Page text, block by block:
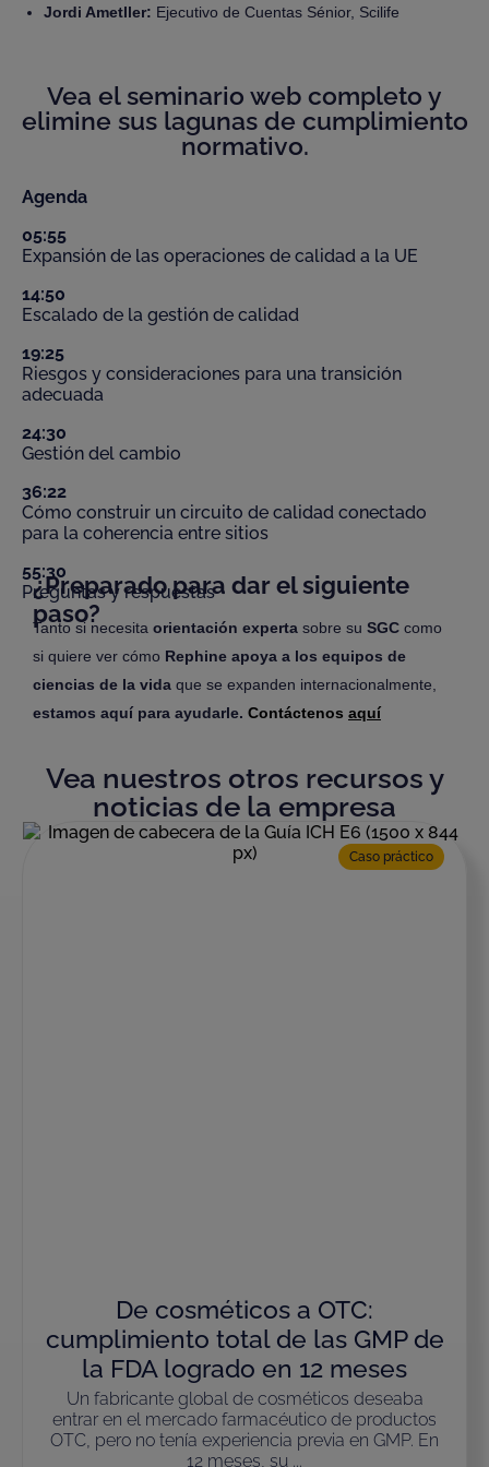
Jordi Ametller: Ejecutivo de Cuentas Sénior, Scilife
Vea el seminario web completo y
elimine sus lagunas de cumplimiento
normativo.
Agenda
05:55
Expansión de las operaciones de calidad a la UE
14:50
Escalado de la gestión de calidad
19:25
Riesgos y consideraciones para una transición
adecuada
24:30
Gestión del cambio
36:22
Cómo construir un circuito de calidad conectado
para la coherencia entre sitios
55:30
Preguntas y respuestas
¿Preparado para dar el siguiente
paso?
Tanto si necesita orientación experta sobre su SGC como
si quiere ver cómo Rephine apoya a los equipos de
ciencias de la vida que se expanden internacionalmente,
estamos aquí para ayudarle. Contáctenos aquí
Vea nuestros otros recursos y
noticias de la empresa
Caso práctico
De cosméticos a OTC:
cumplimiento total de las GMP de
la FDA logrado en 12 meses
Un fabricante global de cosméticos deseaba
entrar en el mercado farmacéutico de productos
OTC, pero no tenía experiencia previa en GMP. En
12 meses, su ...